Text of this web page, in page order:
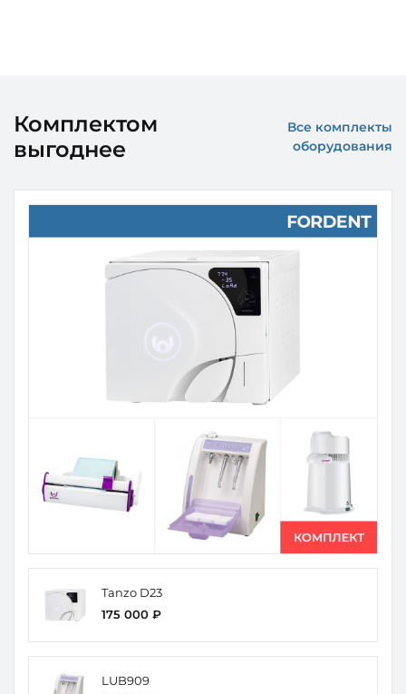
Комплектом
выгоднее
Все комплекты
оборудования
Tanzo D23
175 000 ₽
LUB909